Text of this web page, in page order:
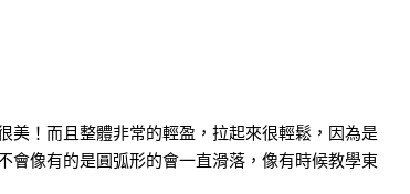
美！而且整體非常的輕盈，拉起來很輕鬆，因為是
會像有的是圓弧形的會一直滑落，像有時候教學東